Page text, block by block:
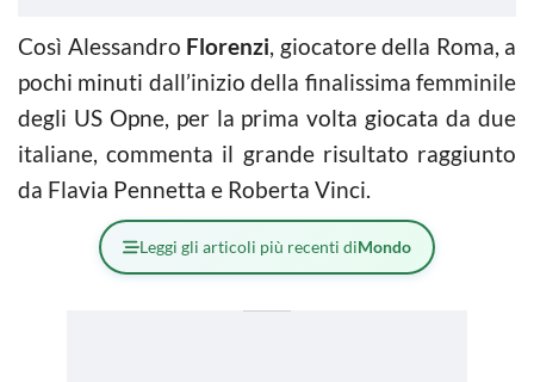
Così Alessandro Florenzi, giocatore della Roma, a
pochi minuti dall’inizio della finalissima femminile
degli US Opne, per la prima volta giocata da due
italiane, commenta il grande risultato raggiunto
da Flavia Pennetta e Roberta Vinci.
Leggi gli articoli più recenti diMondo